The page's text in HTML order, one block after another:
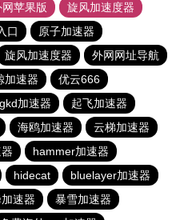
苹果版
旋风加速度器
口
原子加速器
旋风加速度器
外网网址导航
加速器
优云666
gkd加速器
起飞加速器
海鸥加速器
云梯加速器
hammer加速器
hidecat
bluelayer加速器
速器
暴雪加速器